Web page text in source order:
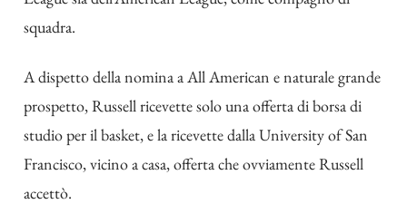
squadra.
A dispetto della nomina a All American e naturale grande
prospetto, Russell ricevette solo una offerta di borsa di
studio per il basket, e la ricevette dalla University of San
Francisco, vicino a casa, offerta che ovviamente Russell
accettò.